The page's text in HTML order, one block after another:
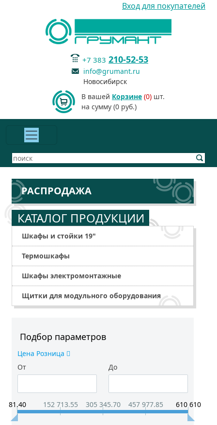
Вход для покупателей
+7 383 210-52-53
info@grumant.ru
Новосибирск
В вашей Корзине (0) шт.
на сумму (0 руб.)
РАСПРОДАЖА
КАТАЛОГ ПРОДУКЦИИ
Шкафы и стойки 19"
Термошкафы
Шкафы электромонтажные
Щитки для модульного оборудования
Подбор параметров
Цена Розница
От
До
81.40 152 713.55 305 345.70 457 977.85 610 610